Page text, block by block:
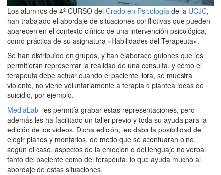
Los alumnos de 4º CURSO del Grado en Psicología de la UCJC,
han trabajado el abordaje de situaciones conflictivas que pueden
aparecen en el contexto clínico de una intervención psicológica,
como práctica de su asignatura «Habilidades del Terapeuta».
Se han distribuido en grupos, y han elaborado guiones que les
permitieran representar la realidad de una consulta, y cómo el
terapeuta debe actuar cuando el paciente llora, se muestra
violento, no viene voluntariamente a terapia o plantea ideas de
suicidio, por ejemplo.
MediaLab les permitía grabar estas representaciones, pero
además les ha facilitado un taller previo y toda su ayuda para la
edición de los videos. Dicha edición, les daba la posibilidad de
elegir planos y montarlos, de modo que se acentuaran o no,
según el caso, aspectos de la emoción o del lenguaje no verbal
tanto del paciente como del terapeuta, lo que ayuda mucho al
abordaje de estas situaciones.